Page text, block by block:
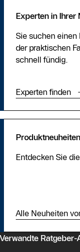
durchschnittlichen
dies also 600 bis
sogar um die 80
kommen
und die
Experten in Ihrer
Sie suchen einen
der praktischen
schnell fündig.
Experten finden
Produktneuheiten
Entdecken Sie
Alle Neuheiten
Verwandte Ratgeber-